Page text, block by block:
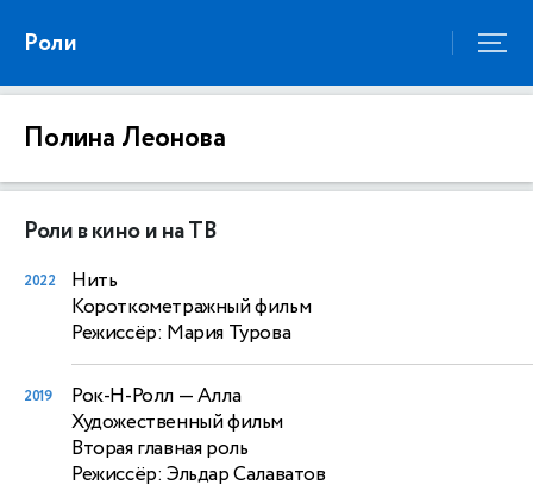
Роли
Полина Леонова
Роли в кино и на ТВ
2022
Нить
Короткометражный фильм
Режиссёр: Мария Турова
2019 Рок-Н-Ролл — Алла
Художественный фильм
Вторая главная роль
Режиссёр: Эльдар Салаватов